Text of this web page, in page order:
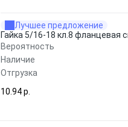
Лучшее предложение
Гайка 5/16-18 кл.8 фланцевая
Вероятность
Наличие
Отгрузка
10.94 p.